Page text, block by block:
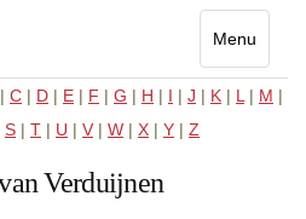
Menu
Toggle
| C | D | E | F | G | H | I | J | K | L | M |
S | T | U | V | W | X | Y | Z
Verduijnen